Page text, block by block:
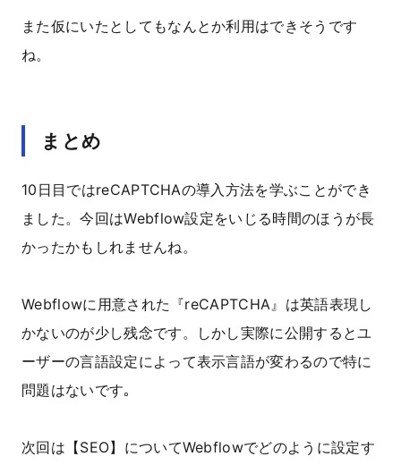
また仮にいたとしてもなんとか利用はできそうです
ね。
まとめ
10日目ではreCAPTCHAの導入方法を学ぶことができ
ました。今回はWebflow設定をいじる時間のほうが長
かったかもしれませんね。
Webflowに用意された『reCAPTCHA』は英語表現し
かないのが少し残念です。しかし実際に公開するとユ
ーザーの言語設定によって表示言語が変わるので特に
問題はないです｡
次回は【SEO】についてWebflowでどのように設定す